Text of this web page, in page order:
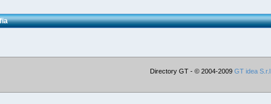
Directory GT - © 2004-2009 GT idea S.r.l